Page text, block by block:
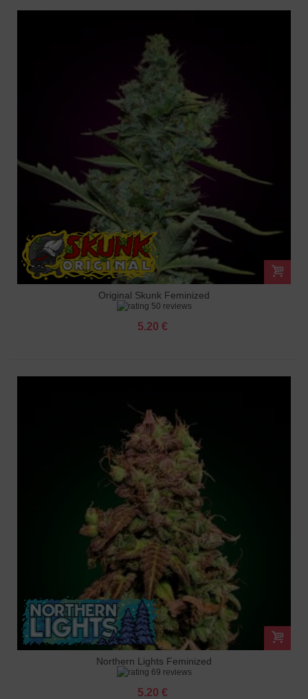
Original Skunk Feminized
50 reviews
5.20 €
Northern Lights Feminized
69 reviews
5.20 €